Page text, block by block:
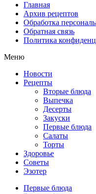
Главная
Архив рецептов
Обработка
Обратная связь
Политика
Меню
Новости
Рецепты
Вторые блюда
Выпечка
Десерты
Закуски
Первые блюда
Салаты
Торты
Здоровье
Советы
Эзотер
Первые блюда